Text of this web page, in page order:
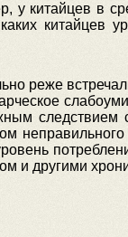
китайцев в
китайцев
реже
следствием
и другими